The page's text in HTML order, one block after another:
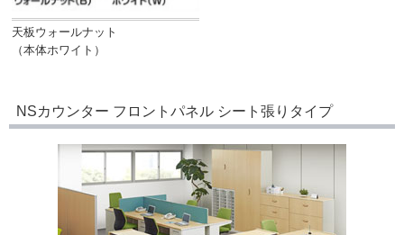
天板ウォールナット
（本体ホワイト）
NSカウンター フロントパネル シート張りタイプ